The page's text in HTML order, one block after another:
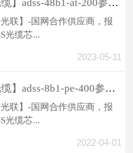
【ADSS光缆】adss-48b1-at-200参数规格
光联】-国网合作供应商，报
光缆芯...
2023-05-11
【ADSS光缆】adss-8b1-pe-400参数规格
光联】-国网合作供应商，报
光缆芯...
2022-04-01